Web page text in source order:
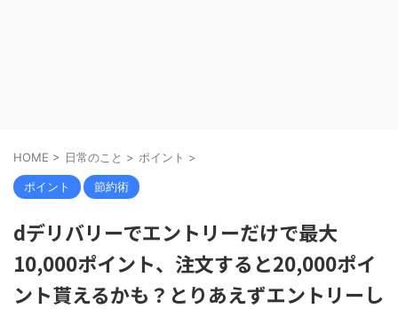
HOME > 日常のこと > ポイント >
ポイント 節約術
dデリバリーでエントリーだけで最大
10,000ポイント、注文すると20,000ポイ
ント貰えるかも？とりあえずエントリーし